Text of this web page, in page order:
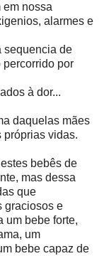
em nossa
alarmes e
sequencia de
percorrido por
à dor...
daquelas mães
próprias vidas.
bebês de
mas dessa
que
graciosos e
um bebe forte,
um
bebe capaz de